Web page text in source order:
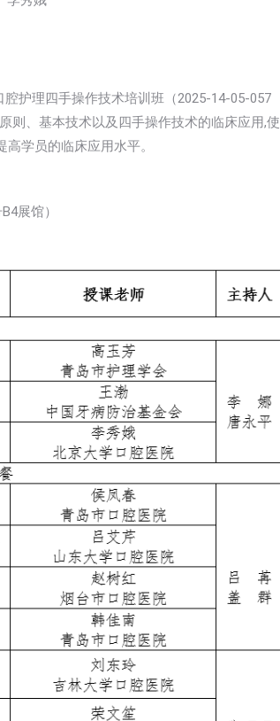
护理四手操作技术培训班（2025-14-05-057
则、基本技术以及四手操作技术的临床应用,使
学员的临床应用水平。
展馆）